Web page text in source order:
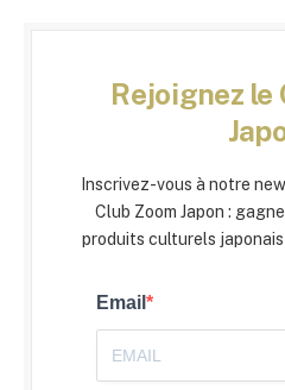
Rejoignez le
Inscrivez-vous à notre
Club Zoom Japon :
produits culturels japonais
Email